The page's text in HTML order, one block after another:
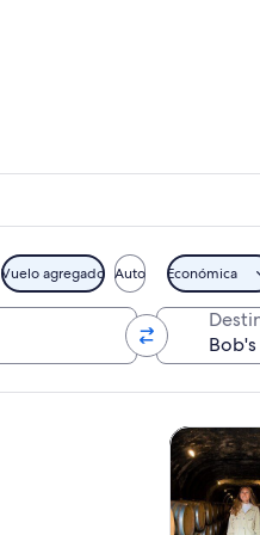
Un helicóptero
Vuelo agregado Auto Económica
Tours y